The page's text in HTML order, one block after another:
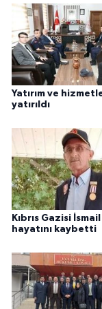
Yatırım ve
yatırıldı
Kıbrıs Gazisi İsmail
hayatını kaybetti